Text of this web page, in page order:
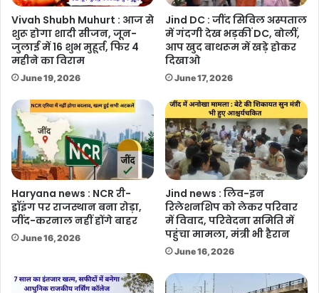
Vivah Shubh Muhurt : आज से
शुरू होगा शादी सीजन, जून-
जुलाई में 16 शुभ मुहूर्त, फिर 4
महीने का विराम
June 19, 2026
Jind DC : जींद सिविल अस्पताल
में गंदगी देख भड़कीं DC, बोलीं,
आप खुद बाथरूम में खड़े होकर
दिखाओ
June 17, 2026
Haryana news : NCR री-
ड्रॉइंग पर राजस्थान बना रोड़ा,
जींद-करनाल नहीं होंगे बाहर
June 16, 2026
Jind news : लिव-इन
रिलेशनशिप को लेकर परिवार
में विवाद, परिवेदना समिति में
पहुंचा मामला, मंत्री भी हैरान
June 16, 2026